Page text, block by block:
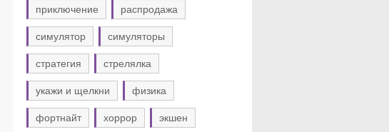
приключение распродажа
симулятор симуляторы
стратегия стрелялка
укажи и щелкни физика
фортнайт хоррор экшен